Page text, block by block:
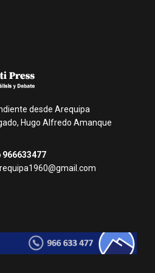
desde Arequipa
Hugo Alfredo Amanque
966633477